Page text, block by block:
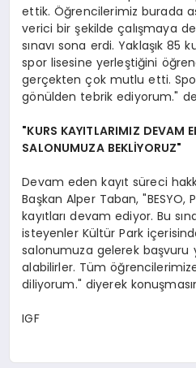
ettik. Öğrencilerimiz burada
verici bir şekilde çalışmaya
sınavı sona erdi. Yaklaşık 85
spor lisesine yerleştiğini
gerçekten çok mutlu etti.
gönülden tebrik ediyorum."
"KURS KAYITLARIMIZ DEVAM
SALONUMUZA BEKLİYORUZ"
Devam eden kayıt süreci
Başkan Alper Taban, "BESYO,
kayıtları devam ediyor. Bu
isteyenler Kültür Park
salonumuza gelerek başvuru
alabilirler. Tüm
diliyorum." diyerek
IGF